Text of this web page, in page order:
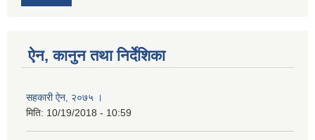
ऐन, कानुन तथा निर्देशिका
सहकारी ऐन, २०७५ ।
मिति: 10/19/2018 - 10:59